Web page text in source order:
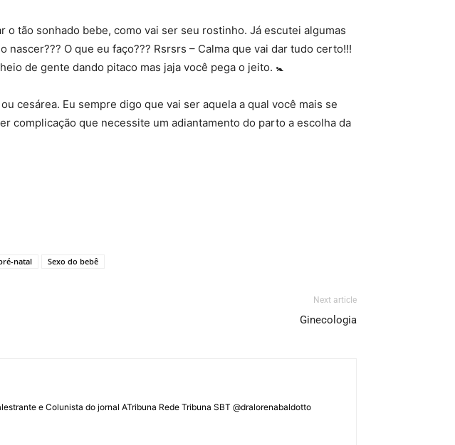
o tão sonhado bebe, como vai ser seu rostinho. Já escutei algumas
O que eu faço??? Rsrsrs – Calma que vai dar tudo certo!!!
de gente dando pitaco mas jaja você pega o jeito. 🚼
cesárea. Eu sempre digo que vai ser aquela a qual você mais se
complicação que necessite um adiantamento do parto a escolha da
natal Sexo do bebê
Next article
Ginecologia
e Colunista do jornal ATribuna Rede Tribuna SBT @dralorenabaldotto